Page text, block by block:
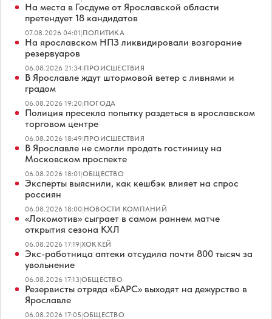
На места в Госдуме от Ярославской области
претендует 18 кандидатов
07.08.2026 04:01|ПОЛИТИКА
На ярославском НПЗ ликвидировали возгорание
резервуаров
06.08.2026 21:34|ПРОИСШЕСТВИЯ
В Ярославле ждут штормовой ветер с ливнями и
градом
06.08.2026 19:20|ПОГОДА
Полиция пресекла попытку раздеться в ярославском
торговом центре
06.08.2026 18:49|ПРОИСШЕСТВИЯ
В Ярославле не смогли продать гостиницу на
Московском проспекте
06.08.2026 18:01|ОБЩЕСТВО
Эксперты выяснили, как кешбэк влияет на спрос
россиян
06.08.2026 18:00|НОВОСТИ КОМПАНИЙ
«Локомотив» сыграет в самом раннем матче
открытия сезона КХЛ
06.08.2026 17:19|ХОККЕЙ
Экс-работница аптеки отсудила почти 800 тысяч за
увольнение
06.08.2026 17:13|ОБЩЕСТВО
Резервисты отряда «БАРС» выходят на дежурство в
Ярославле
06.08.2026 17:05|ОБЩЕСТВО